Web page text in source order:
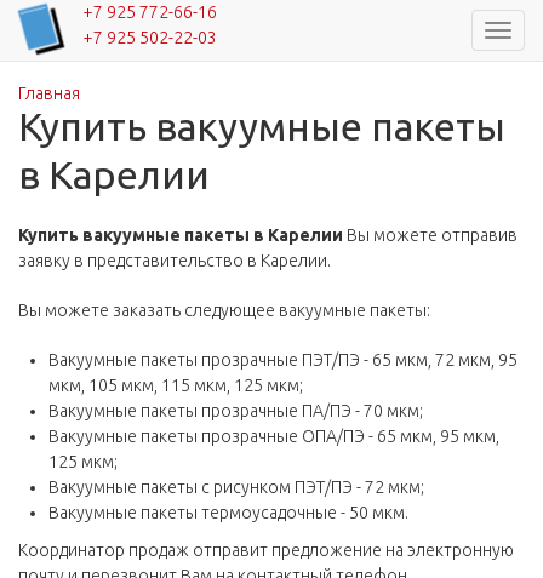
+7 925 772-66-16
+7 925 502-22-03
Вы здесь
Главная
Купить вакуумные пакеты
в Карелии
Купить вакуумные пакеты в Карелии Вы можете отправив
заявку в представительство в Карелии.
Вы можете заказать следующее вакуумные пакеты:
Вакуумные пакеты прозрачные ПЭТ/ПЭ - 65 мкм, 72 мкм, 95
мкм, 105 мкм, 115 мкм, 125 мкм;
Вакуумные пакеты прозрачные ПА/ПЭ - 70 мкм;
Вакуумные пакеты прозрачные ОПА/ПЭ - 65 мкм, 95 мкм,
125 мкм;
Вакуумные пакеты с рисунком ПЭТ/ПЭ - 72 мкм;
Вакуумные пакеты термоусадочные - 50 мкм.
Координатор продаж отправит предложение на электронную